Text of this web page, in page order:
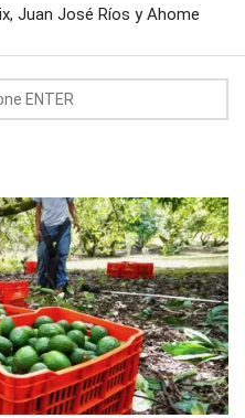
Juan José Ríos y Ahome